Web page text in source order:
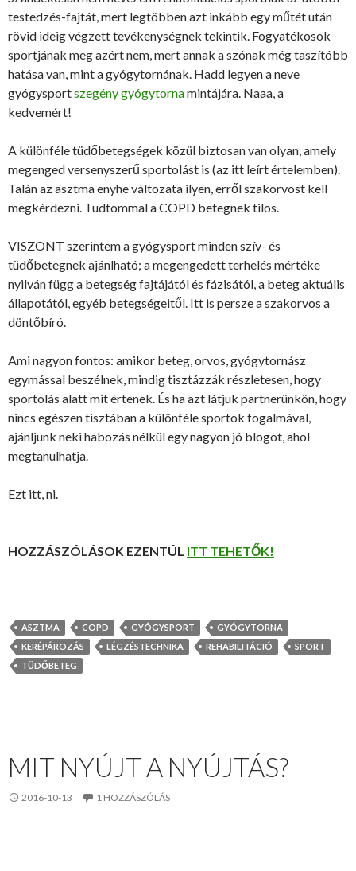
testedzés-fajtát, mert legtöbben azt inkább egy műtét után
rövid ideig végzett tevékenységnek tekintik. Fogyatékosok
sportjának meg azért nem, mert annak a szónak még taszítóbb
hatása van, mint a gyógytornának. Hadd legyen a neve
gyógysportszegény gyógytornamintájára. Naaa, a
kedvemért!
A különféle tüdőbetegségek közül biztosan van olyan, amely
megenged versenyszerű sportolást is (az itt leírt értelemben).
Talán az asztma enyhe változata ilyen, erről szakorvost kell
megkérdezni. Tudtommal a COPD betegnek tilos.
VISZONT szerintem a gyógysport minden szív- és
tüdőbetegnek ajánlható; a megengedett terhelés mértéke
nyilván függ a betegség fajtájától és fázisától, a beteg aktuális
állapotától, egyéb betegségeitől. Itt is persze a szakorvos a
döntőbíró.
Ami nagyon fontos: amikor beteg, orvos, gyógytornász
egymással beszélnek, mindig tisztázzák részletesen, hogy
sportolás alatt mit értenek. És ha azt látjuk partnerünkön, hogy
nincs egészen tisztában a különféle sportok fogalmával,
ajánljunk neki habozás nélkül egy nagyon jó blogot, ahol
megtanulhatja.
Ezt itt, ni.
HOZZÁSZÓLÁSOK EZENTÚL ITT TEHETŐK!
ASZTMA COPD GYÓGYSPORT
GYÓGYTORNA
KERÉPÁROZÁS
LÉGZÉSTECHNIKA REHABILITÁCIÓ
SPORT
TÜDŐBETEG
MIT NYÚJT A NYÚJTÁS?
2016-10-13 1 HOZZÁSZÓLÁS